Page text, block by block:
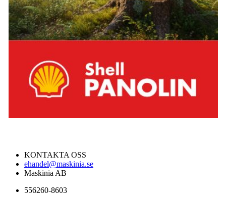
KONTAKTA OSS
ehandel@maskinia.se
Maskinia AB
556260-8603